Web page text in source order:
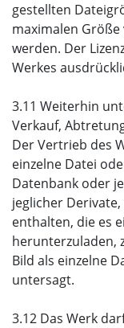
gestellten
maximalen
werden. Der
Werkes
3.11 Weiterhin
Verkauf,
Der Vertrieb des
einzelne Datei
Datenbank oder
jeglicher
enthalten, die es
herunterzuladen,
Bild als einzelne
untersagt.
3.12 Das Werk